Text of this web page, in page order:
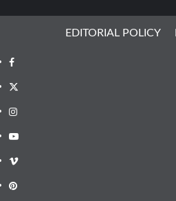
EDITORIAL POLICY
Facebook
X
Instagram
Youtube
Vimeo
Pinterest